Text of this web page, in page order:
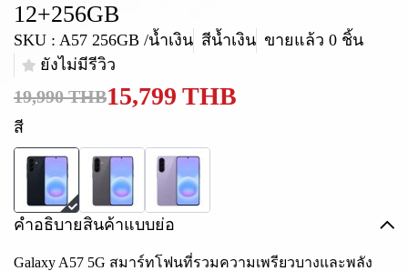
12+256GB
SKU : A57 256GB /น้ำเงิน สีน้ำเงิน ขายแล้ว 0 ชิ้น
ยังไม่มีรีวิว
19,990 THB15,799 THB
สี
คำอธิบายสินค้าแบบย่อ
Galaxy A57 5G สมาร์ทโฟนที่รวมความเพรียวบางและพลัง